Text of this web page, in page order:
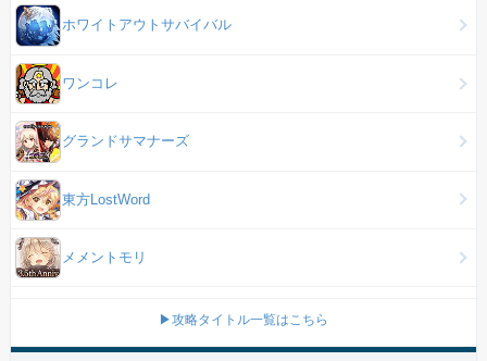
ホワイトアウトサバイバル
ワンコレ
グランドサマナーズ
東方LostWord
メメントモリ
▶攻略タイトル一覧はこちら